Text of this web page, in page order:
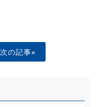
次の記事»